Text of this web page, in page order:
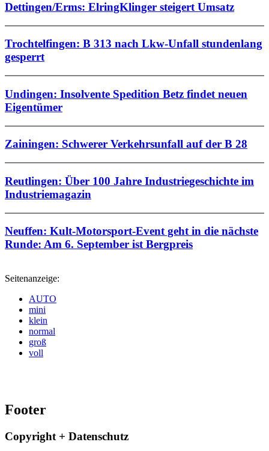
Dettingen/Erms: ElringKlinger steigert Umsatz
Trochtelfingen: B 313 nach Lkw-Unfall stundenlang
gesperrt
Undingen: Insolvente Spedition Betz findet neuen
Eigentümer
Zainingen: Schwerer Verkehrsunfall auf der B 28
Reutlingen: Über 100 Jahre Industriegeschichte im
Industriemagazin
Neuffen: Kult-Motorsport-Event geht in die nächste
Runde: Am 6. September ist Bergpreis
Seitenanzeige:
AUTO
mini
klein
normal
groß
voll
Footer
Copyright + Datenschutz